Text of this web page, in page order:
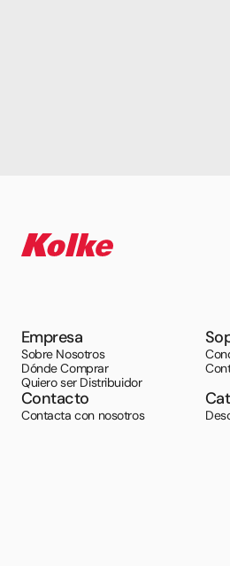
Empresa
Sobre Nosotros
Dónde Comprar
Quiero ser Distribuidor
Contacto
Contacta con nosotros